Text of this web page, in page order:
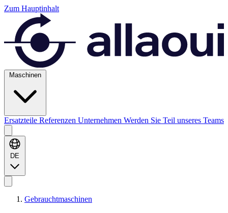
Zum Hauptinhalt
Maschinen
Ersatzteile Referenzen Unternehmen Werden Sie Teil unseres Teams
DE
Gebrauchtmaschinen